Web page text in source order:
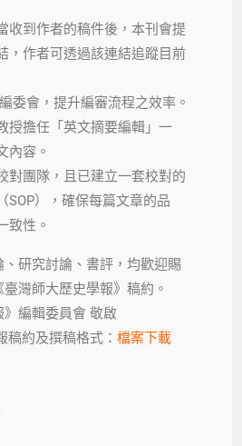
收到作者的稿件後，本刊會提
，作者可透過該連結追蹤目前
委會，提升編審流程之效率。
授擔任「英文摘要編輯」一
內容。
對團隊，且已建立一套校對的
SOP），確保每篇文章的品
致性。
、研究討論、書評，均歡迎賜
灣師大歷史學報》稿約。
》編輯委員會 敬啟
稿約及撰稿格式：檔案下載